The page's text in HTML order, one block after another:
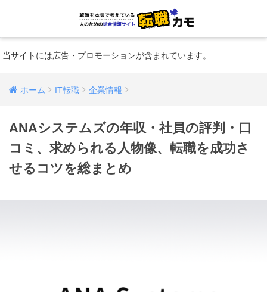
当サイトには広告・プロモーションが含まれています。
ホーム IT転職 企業情報
ANAシステムズの年収・社員の評判・口
コミ、求められる人物像、転職を成功さ
せるコツを総まとめ